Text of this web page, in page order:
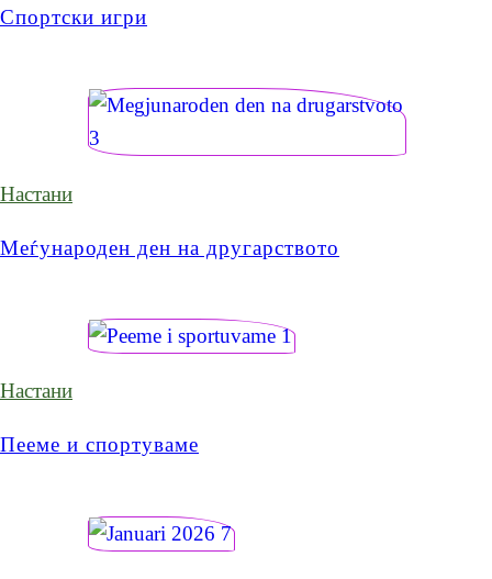
Спортски игри
Настани
Меѓународен ден на другарството
Настани
Пееме и спортуваме